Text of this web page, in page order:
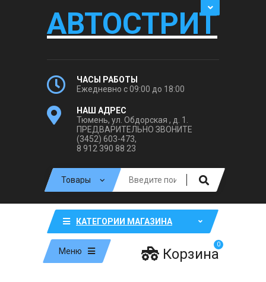
АВТОСТРИТ
ЧАСЫ РАБОТЫ
Ежедневно с 09:00 до 18:00
НАШ АДРЕС
Тюмень, ул. Обдорская , д. 1.
ПРЕДВАРИТЕЛЬНО ЗВОНИТЕ
(3452) 603-473,
8 912 390 88 23
КАТЕГОРИИ МАГАЗИНА
Меню Корзина
0